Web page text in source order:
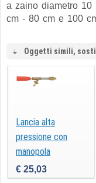
a zaino diametro 10
cm - 80 cm e 100
Oggetti simili,
Lancia alta
pressione con
manopola
€ 25,03